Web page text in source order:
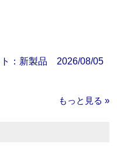
ト：新製品 2026/08/05
もっと見る »